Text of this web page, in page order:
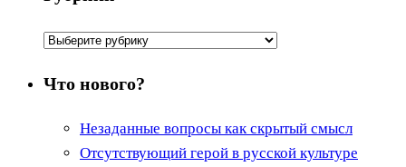
Рубрики
Что нового?
Незаданные вопросы как скрытый смысл
Отсутствующий герой в русской культуре